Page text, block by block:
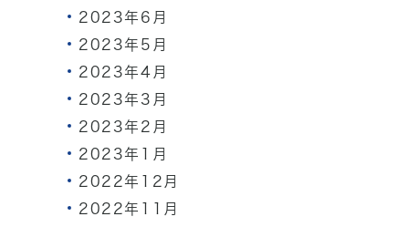
2023年6月
2023年5月
2023年4月
2023年3月
2023年2月
2023年1月
2022年12月
2022年11月